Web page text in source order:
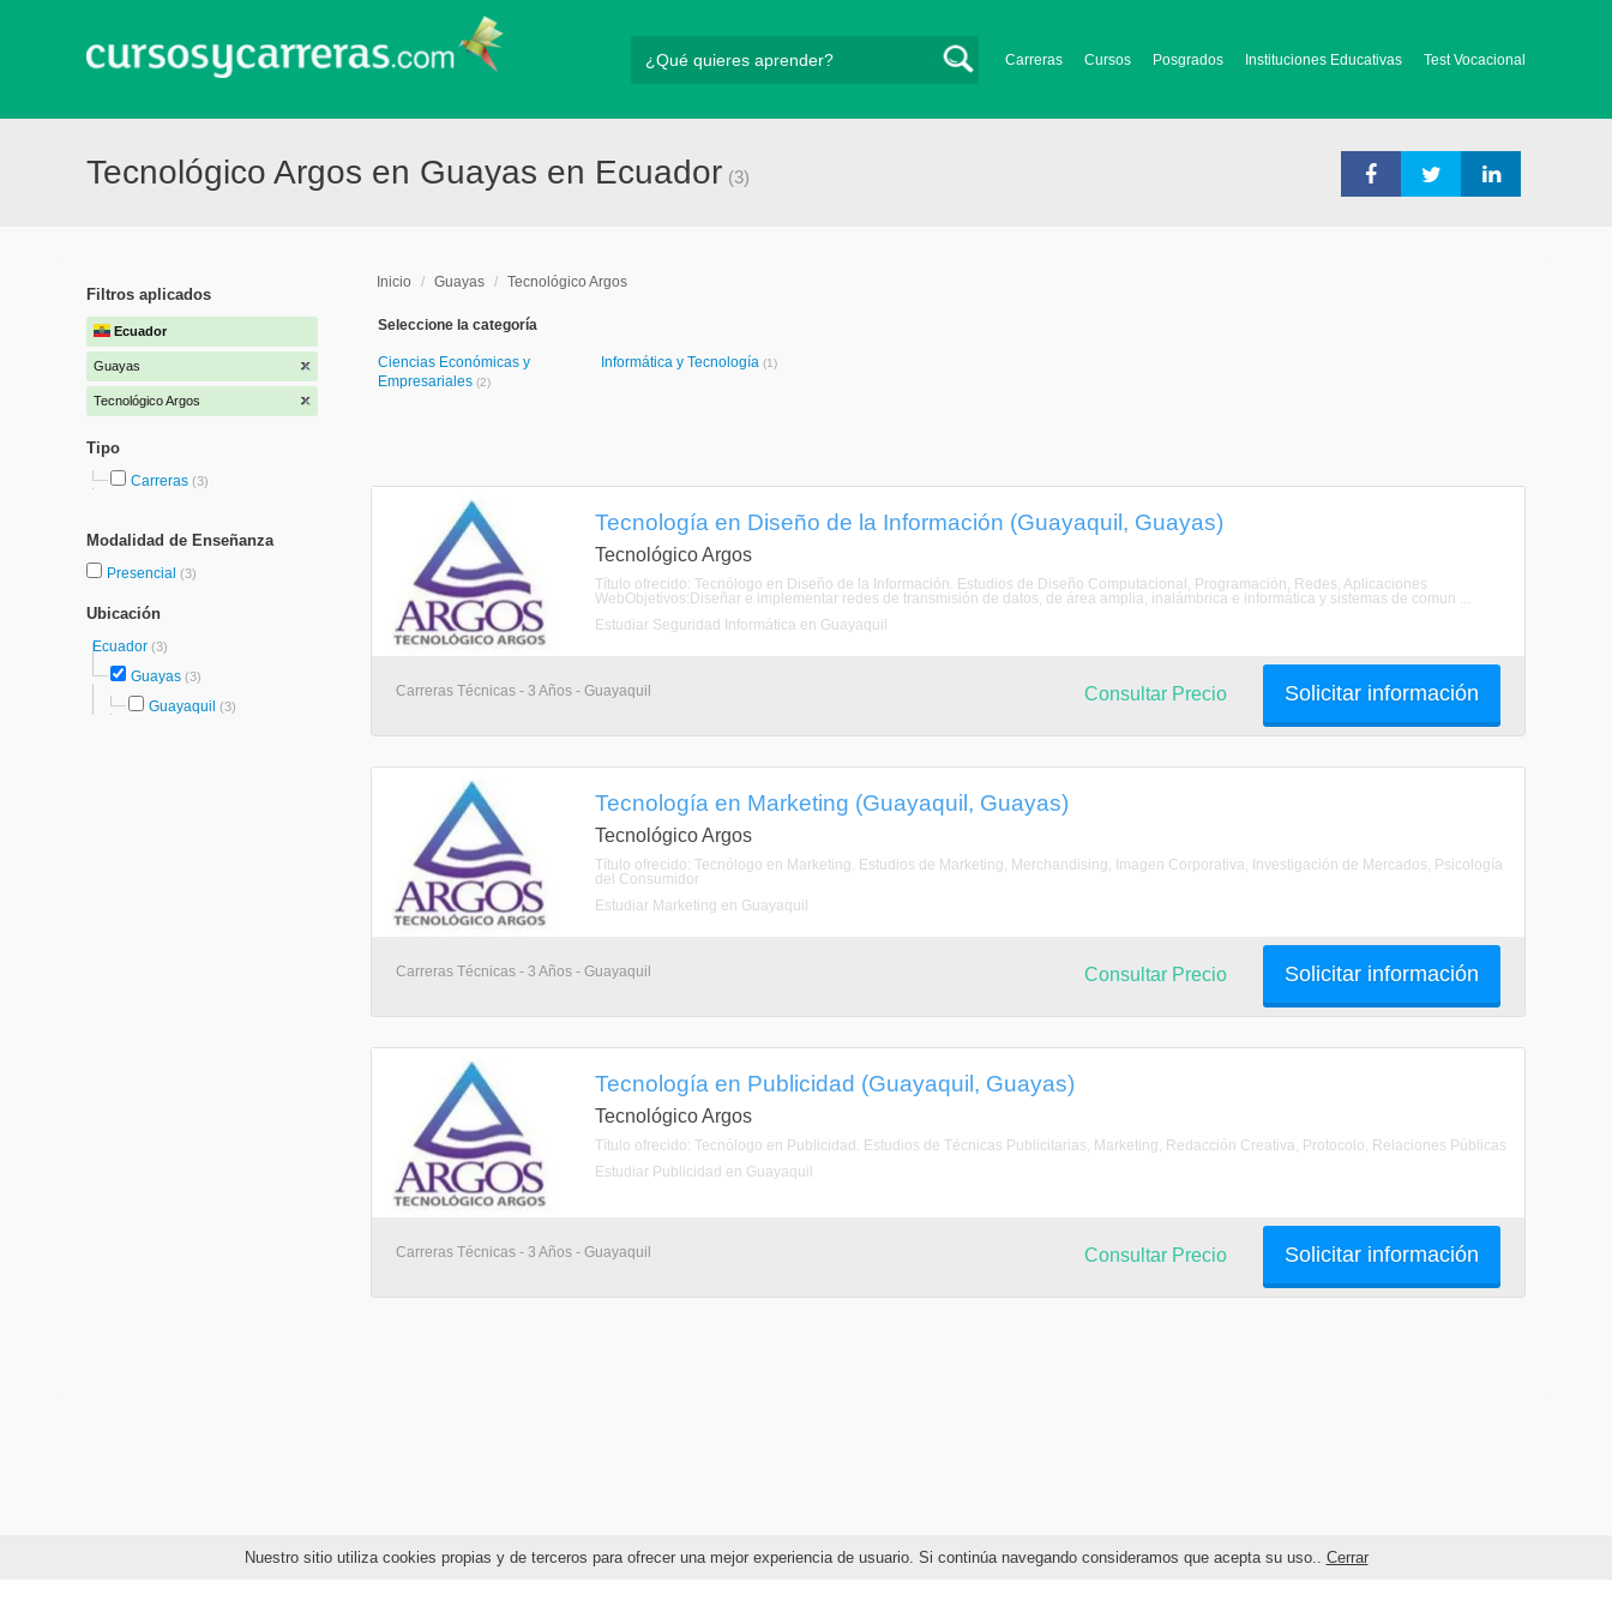
Nuestro sitio utiliza cookies propias y de terceros para ofrecer una mejor experiencia de usuario. Si continúa navegando consideramos que acepta su uso.. Cerrar
Carreras Cursos Posgrados Instituciones Educativas Test Vocacional
Tecnológico Argos en Guayas en Ecuador (3)
Filtros aplicados
Ecuador
Guayas
Tecnológico Argos
Tipo
Carreras (3)
Modalidad de Enseñanza
Presencial (3)
Ubicación
Ecuador (3)
Guayas (3)
Guayaquil (3)
Inicio / Guayas / Tecnológico Argos
Seleccione la categoría
Ciencias Económicas y
Empresariales (2)
Informática y Tecnología (1)
Tecnología en Diseño de la Información (Guayaquil, Guayas)
Tecnológico Argos
Título ofrecido: Tecnólogo en Diseño de la Información. Estudios de Diseño Computacional, Programación, Redes, Aplicaciones
WebObjetivos:Diseñar e implementar redes de transmisión de datos, de área amplia, inalámbrica e informática y sistemas de comun ...
Estudiar Seguridad Informática en Guayaquil
Carreras Técnicas - 3 Años - Guayaquil Solicitar información
Consultar Precio
Tecnología en Marketing (Guayaquil, Guayas)
Tecnológico Argos
Título ofrecido: Tecnólogo en Marketing. Estudios de Marketing, Merchandising, Imagen Corporativa, Investigación de Mercados, Psicología
del Consumidor
Estudiar Marketing en Guayaquil
Carreras Técnicas - 3 Años - Guayaquil Solicitar información
Consultar Precio
Tecnología en Publicidad (Guayaquil, Guayas)
Tecnológico Argos
Título ofrecido: Tecnólogo en Publicidad. Estudios de Técnicas Publicitarias, Marketing, Redacción Creativa, Protocolo, Relaciones Públicas
Estudiar Publicidad en Guayaquil
Carreras Técnicas - 3 Años - Guayaquil Solicitar información
Consultar Precio